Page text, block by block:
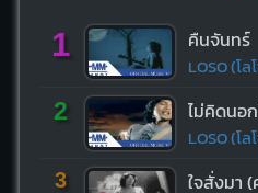
1 คืนจันทร์
LOSO (โล
2 ไม่คิดนอ
LOSO (โล
3 ใจสั่งมา